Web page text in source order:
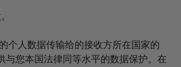
个人数据传输给的接收方所在国家的
与您本国法律同等水平的数据保护。在